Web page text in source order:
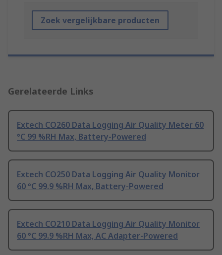
Zoek vergelijkbare producten
Gerelateerde Links
Extech CO260 Data Logging Air Quality Meter 60
°C 99 %RH Max, Battery-Powered
Extech CO250 Data Logging Air Quality Monitor
60 °C 99.9 %RH Max, Battery-Powered
Extech CO210 Data Logging Air Quality Monitor
60 °C 99.9 %RH Max, AC Adapter-Powered